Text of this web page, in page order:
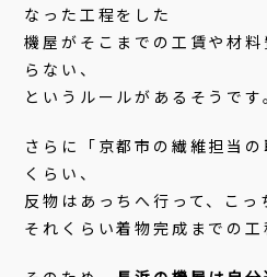
なった工程をした
機屋がそこまでの工賃や材
らない、
というルールがあるそうです
さらに「京都市の繊維担当
くらい、
反物はあっちへ行って、こっ
それくらい着物完成までの工